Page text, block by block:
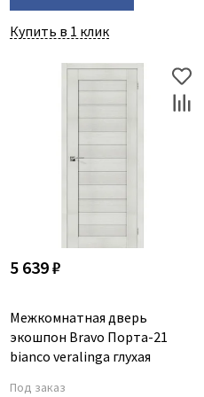
Купить в 1 клик
5 639 ₽
Межкомнатная дверь
экошпон Bravo Порта-21
bianco veralinga глухая
Под заказ